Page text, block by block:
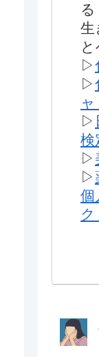
生
▷
▷
ャ
▷
検
▷
▷
個